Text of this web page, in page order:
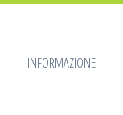
INFORMAZIONE